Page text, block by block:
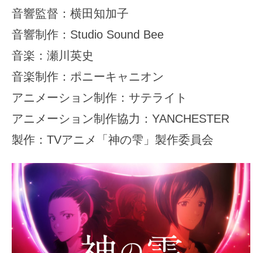
音響監督：横田知加子
音響制作：Studio Sound Bee
音楽：瀬川英史
音楽制作：ポニーキャニオン
アニメーション制作：サテライト
アニメーション制作協力：YANCHESTER
製作：TVアニメ「神の雫」製作委員会